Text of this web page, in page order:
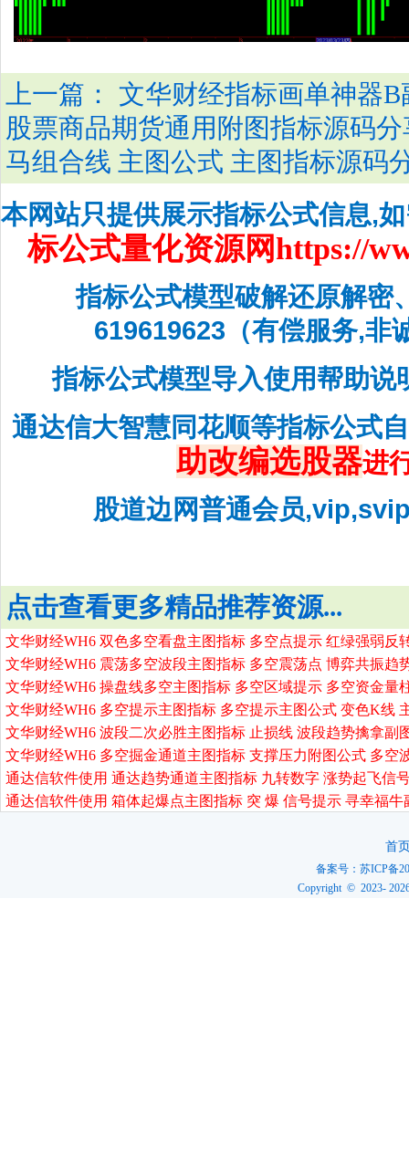
上一篇： 文华财经指标画单神器
股票商品期货通用附图指标源码
马组合线 主图公式 主图指标源码
本网站只提供展示指标公式信息,
标公式量化资源网https://
指标公式模型破解还原解密
619619623（有偿服务,非
指标公式模型导入使用帮助说
通达信大智慧同花顺等指标公式
助改编选股器进
股道边网普通会员
点击查看更多精品推荐资源...
文华财经WH6 双色多空看盘主图指标 多空点提示 红绿强弱反
文华财经WH6 震荡多空波段主图指标 多空震荡点 博弈共振趋
文华财经WH6 操盘线多空主图指标 多空区域提示 多空资金量
文华财经WH6 多空提示主图指标 多空提示主图公式 变色K线
文华财经WH6 波段二次必胜主图指标 止损线 波段趋势擒拿副
文华财经WH6 多空掘金通道主图指标 支撑压力附图公式 多空
通达信软件使用 通达趋势通道主图指标 九转数字 涨势起飞信
通达信软件使用 箱体起爆点主图指标 突 爆 信号提示 寻幸福
首
备案号：苏ICP备
Copyright © 2023-